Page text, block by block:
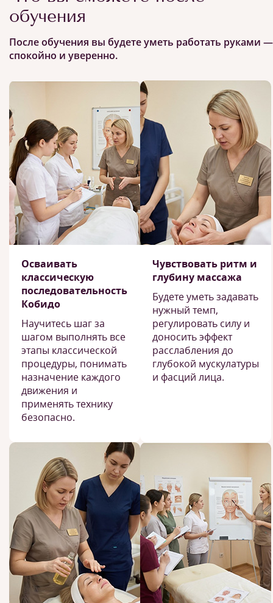
обучения
После обучения вы будете уметь работать руками —
спокойно и уверенно.
Осваивать
классическую
последовательность
Кобидо
Научитесь шаг за
шагом выполнять все
этапы классической
процедуры, понимать
назначение каждого
движения и
применять технику
безопасно.
Чувствовать ритм и
глубину массажа
Будете уметь задавать
нужный темп,
регулировать силу и
доносить эффект
расслабления до
глубокой мускулатуры
и фасций лица.